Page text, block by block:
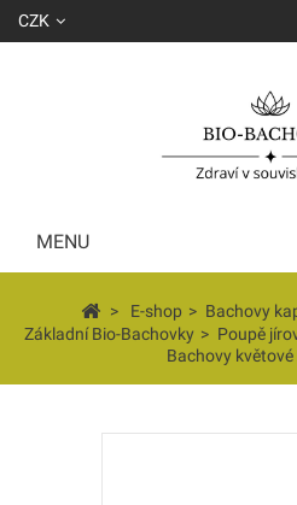
CZK
MENU
> E-shop > Bachovy
Základní Bio-Bachovky > Poupě
Bachovy květové